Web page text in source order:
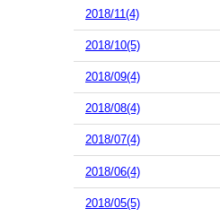
2018/11(4)
2018/10(5)
2018/09(4)
2018/08(4)
2018/07(4)
2018/06(4)
2018/05(5)